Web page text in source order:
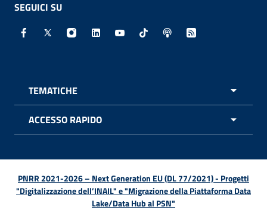
SEGUICI SU
Facebook - Sito esterno - Apertura in nuova finestra
X - Sito esterno - Apertura in nuova finestra
Instagram - Sito esterno - Apertura in
Linkedin - Sito esterno - Apertura in
Youtube - Sito esterno -
TikTok - Sito esterno -
Spreaker - Sito
Feed RSS -
TEMATICHE
ACCESSO RAPIDO
PNRR 2021-2026 – Next Generation EU (DL 77/2021) - Progetti
"Digitalizzazione dell’INAIL" e "Migrazione della Piattaforma Data
Lake/Data Hub al PSN"